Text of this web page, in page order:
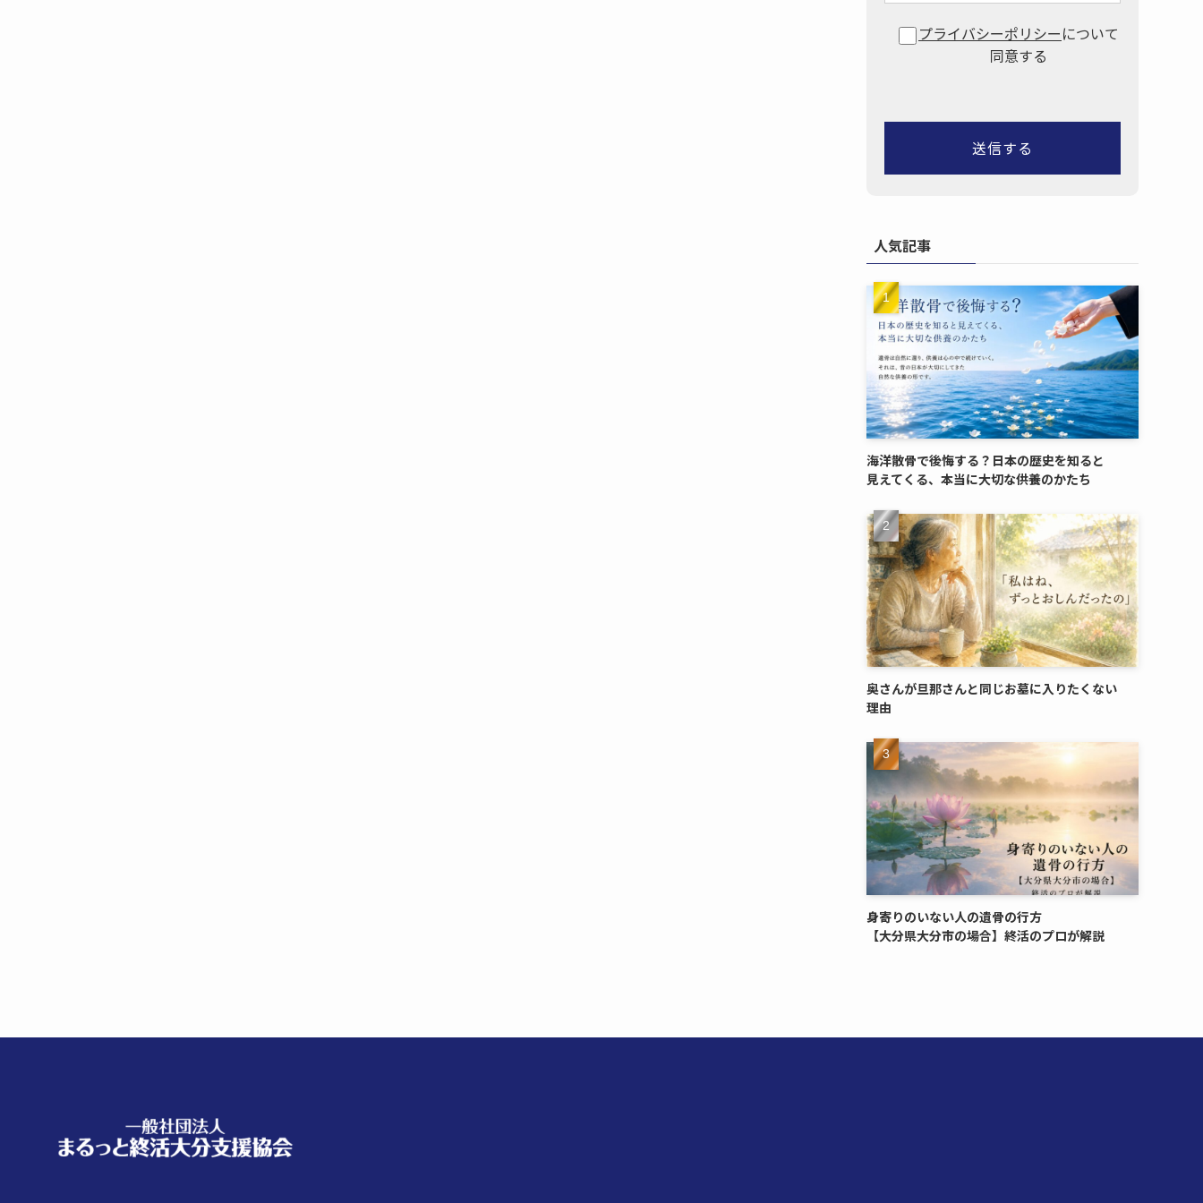
プライバシーポリシーについて
同意する
人気記事
海洋散骨で​後悔する？​日本の​歴史を​知ると​
見えてくる、​本当に​大切な​供養のかたち
奥さんが​旦那さんと​同じ​お墓に​入りたくない​
理由
身寄りのいない​人の​遺骨の​行方​
【大分県大分市の​場合】終活の​プロが​解説